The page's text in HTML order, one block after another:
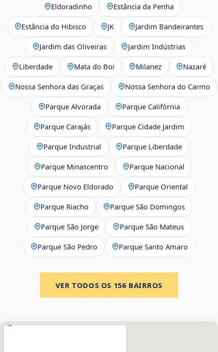
Eldoradinho Estância da Penha
Estância do Hibisco JK Jardim Bandeirantes
Jardim das Oliveiras Jardim Indústrias
Liberdade Mata do Boi Milanez Nazaré
Nossa Senhora das Graças Nossa Senhora do Carmo
Parque Alvorada Parque Califórnia
Parque Carajás Parque Cidade Jardim
Parque Industrial Parque Liberdade
Parque Minascentro Parque Nacional
Parque Novo Eldorado Parque Oriental
Parque Riacho Parque São Domingos
Parque São Jorge Parque São Mateus
Parque São Pedro Parque Santo Amaro
VER TODOS OS 156 BAIRROS